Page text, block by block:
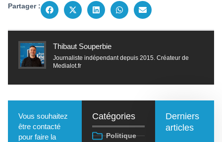
Partager :
Thibaut Souperbie
Journaliste indépendant depuis 2015. Créateur de
Medialot.fr
Vous souhaitez
être contacté
pour faire la
Catégories
Politique
Derniers
articles